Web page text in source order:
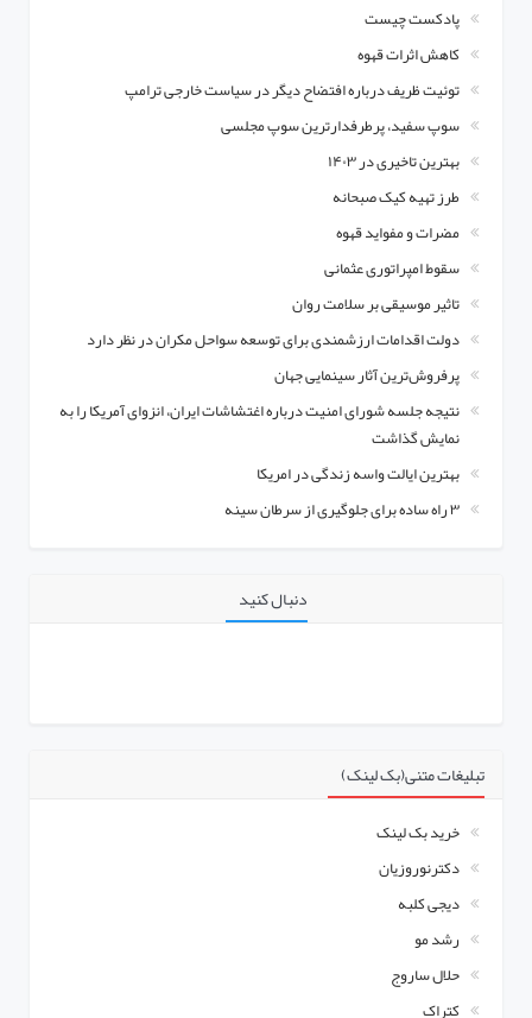
پادکست چیست
کاهش اثرات قهوه
توئیت ظریف درباره افتضاح دیگر در سیاست خارجی ترامپ
سوپ سفید، پرطرفدارترین سوپ‌ مجلسی
بهترین تاخیری در ۱۴۰۳
طرز تهیه کیک صبحانه
مضرات و مفواید قهوه
سقوط امپراتوری عثمانی
تاثیر موسیقی بر سلامت روان
دولت اقدامات ارزشمندی برای توسعه سواحل مکران در نظر دارد
پرفروش‌ترین آثار سینمایی جهان
نتیجه جلسه شورای امنیت درباره اغتشاشات ایران، انزوای آمریکا را به
نمایش گذاشت
بهترین ایالت واسه زندگی در امریکا
۳ راه ساده برای جلوگیری از سرطان سینه
دنبال کنید
تبلیغات متنی(بک لینک)
خرید بک لینک
دکترنوروزیان
دیجی کلبه
رشد مو
حلال ساروج
کتراک